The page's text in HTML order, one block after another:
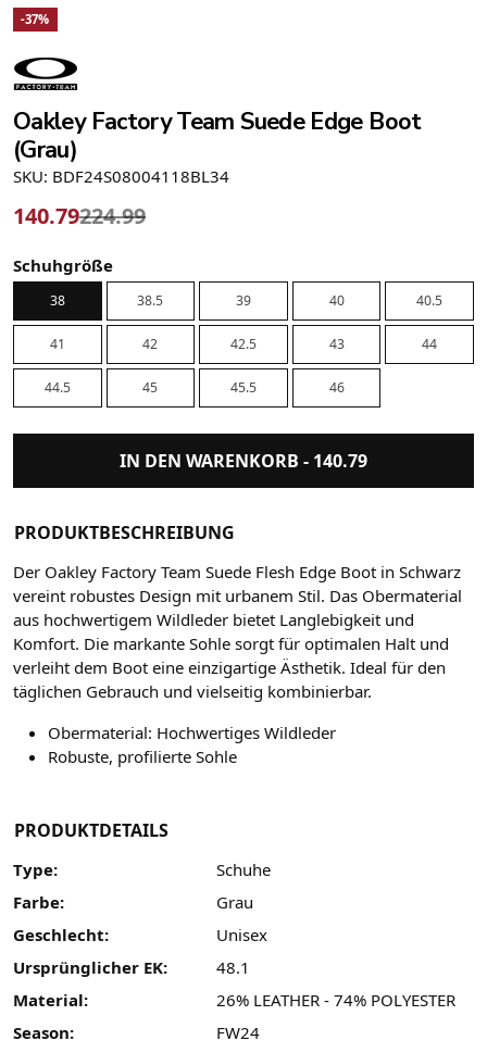
-37%
Oakley Factory Team Suede Edge Boot
(Grau)
SKU: BDF24S08004118BL34
140.79224.99
Schuhgröße
38 38.5 39 40 40.5
41 42 42.5 43 44
44.5 45 45.5 46
IN DEN WARENKORB - 140.79
PRODUKTBESCHREIBUNG
Der Oakley Factory Team Suede Flesh Edge Boot in Schwarz
vereint robustes Design mit urbanem Stil. Das Obermaterial
aus hochwertigem Wildleder bietet Langlebigkeit und
Komfort. Die markante Sohle sorgt für optimalen Halt und
verleiht dem Boot eine einzigartige Ästhetik. Ideal für den
täglichen Gebrauch und vielseitig kombinierbar.
Obermaterial: Hochwertiges Wildleder
Robuste, profilierte Sohle
PRODUKTDETAILS
Type:
Schuhe
Farbe:
Grau
Geschlecht:
Unisex
Ursprünglicher EK:
48.1
Material:
26% LEATHER - 74% POLYESTER
Season:
FW24